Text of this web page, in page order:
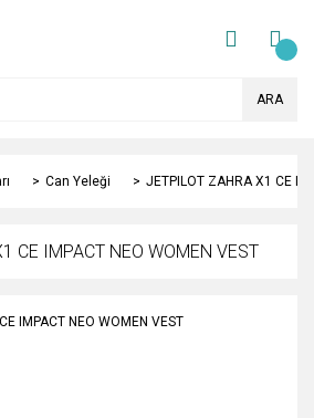
ARA
Can Yeleği JETPILOT ZAHRA X1 CE
CE IMPACT NEO WOMEN VEST